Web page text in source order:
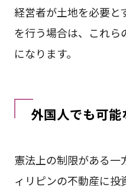
経営者が土地を必要と
を行う場合は、これら
になります。
外国人でも可
憲法上の制限がある一
ィリピンの不動産に投